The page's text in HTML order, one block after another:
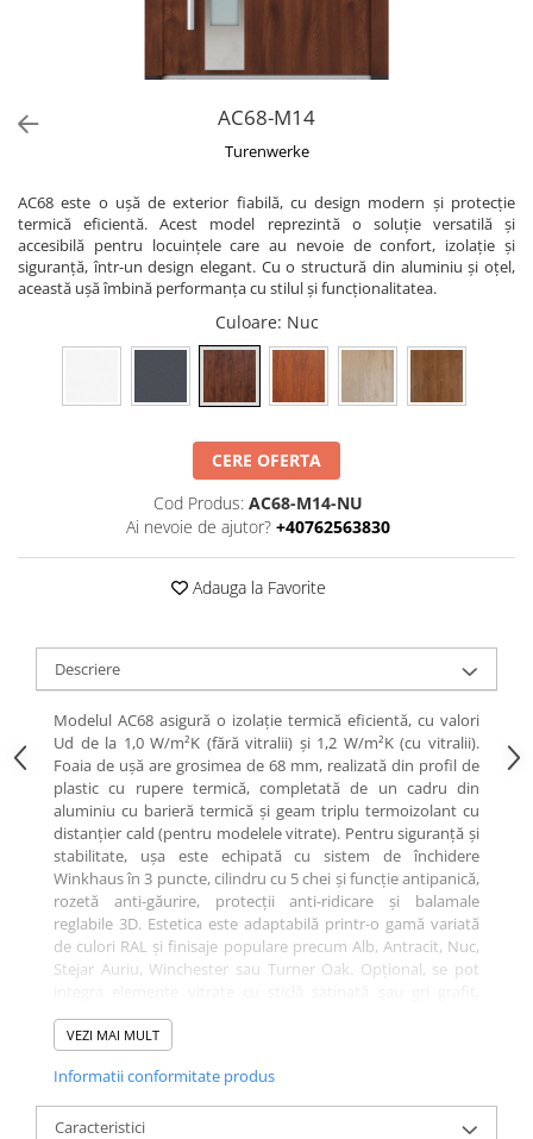
AC68-M14
Turenwerke
AC68 este o ușă de exterior fiabilă, cu design modern și protecție
termică eficientă. Acest model reprezintă o soluție versatilă și
accesibilă pentru locuințele care au nevoie de confort, izolație și
siguranță, într-un design elegant. Cu o structură din aluminiu și oțel,
această ușă îmbină performanța cu stilul și funcționalitatea.
Culoare: Nuc
CERE OFERTA
Cod Produs: AC68-M14-NU
Ai nevoie de ajutor? +40762563830
Adauga la Favorite
Descriere
Modelul AC68 asigură o izolație termică eficientă, cu valori
Ud de la 1,0 W/m²K (fără vitralii) și 1,2 W/m²K (cu vitralii).
Foaia de ușă are grosimea de 68 mm, realizată din profil de
plastic cu rupere termică, completată de un cadru din
aluminiu cu barieră termică și geam triplu termoizolant cu
distanțier cald (pentru modelele vitrate). Pentru siguranță și
stabilitate, ușa este echipată cu sistem de închidere
Winkhaus în 3 puncte, cilindru cu 5 chei și funcție antipanică,
rozetă anti-găurire, protecții anti-ridicare și balamale
reglabile 3D. Estetica este adaptabilă printr-o gamă variată
de culori RAL și finisaje populare precum Alb, Antracit, Nuc,
Stejar Auriu, Winchester sau Turner Oak. Opțional, se pot
pentru un plus de lumină și rafinament. Confortul zilnic este
susținut de pragul din aluminiu cu barieră termică și
UE, pe o linie automatizată de fabricație, acest model
beneficiază de livrare rapidă și garanția calității.
VEZI MAI MULT
Informatii conformitate produs
Caracteristici